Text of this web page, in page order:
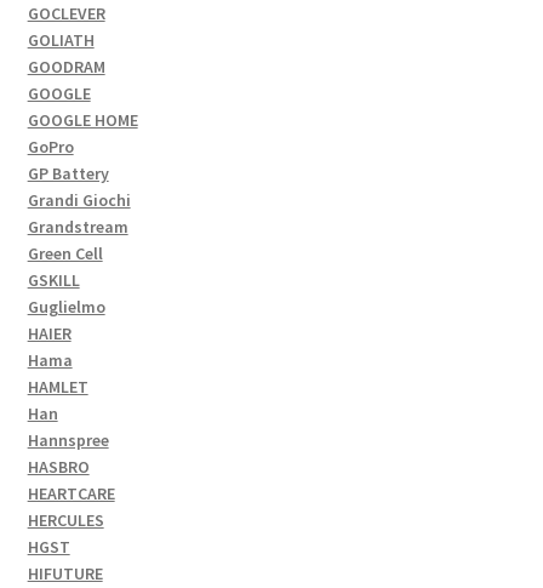
GOCLEVER
GOLIATH
GOODRAM
GOOGLE
GOOGLE HOME
GoPro
GP Battery
Grandi Giochi
Grandstream
Green Cell
GSKILL
Guglielmo
HAIER
Hama
HAMLET
Han
Hannspree
HASBRO
HEARTCARE
HERCULES
HGST
HIFUTURE